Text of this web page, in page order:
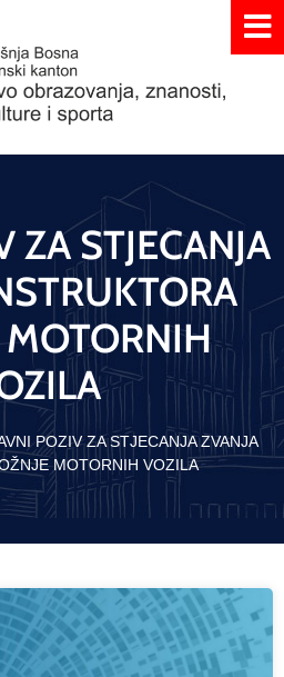
ZA STJECANJA
MOTORNIH
POZIV ZA STJECANJA ZVANJA
MOTORNIH VOZILA